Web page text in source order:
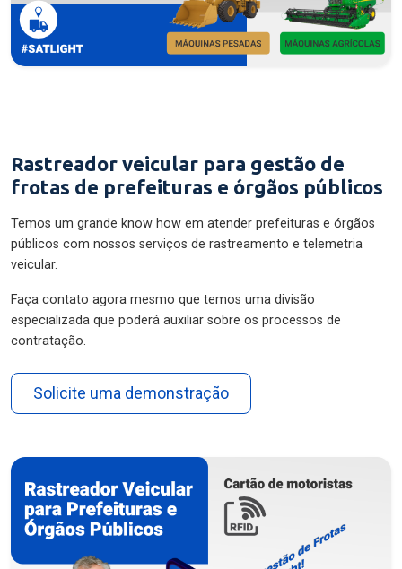
Rastreador veicular para gestão de
frotas de prefeituras e órgãos públicos
Temos um grande know how em atender prefeituras e órgãos
públicos com nossos serviços de rastreamento e telemetria
veicular.
Faça contato agora mesmo que temos uma divisão
especializada que poderá auxiliar sobre os processos de
contratação.
Solicite uma demonstração